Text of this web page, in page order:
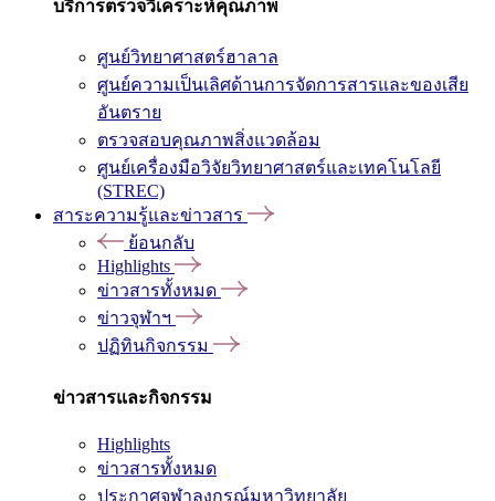
บริการตรวจวิเคราะห์คุณภาพ
ศูนย์วิทยาศาสตร์ฮาลาล
ศูนย์ความเป็นเลิศด้านการจัดการสารและของเสีย
อันตราย
ตรวจสอบคุณภาพสิ่งแวดล้อม
ศูนย์เครื่องมือวิจัยวิทยาศาสตร์และเทคโนโลยี
(STREC)
สาระความรู้และข่าวสาร
ย้อนกลับ
Highlights
ข่าวสารทั้งหมด
ข่าวจุฬาฯ
ปฏิทินกิจกรรม
ข่าวสารและกิจกรรม
Highlights
ข่าวสารทั้งหมด
ประกาศจุฬาลงกรณ์มหาวิทยาลัย